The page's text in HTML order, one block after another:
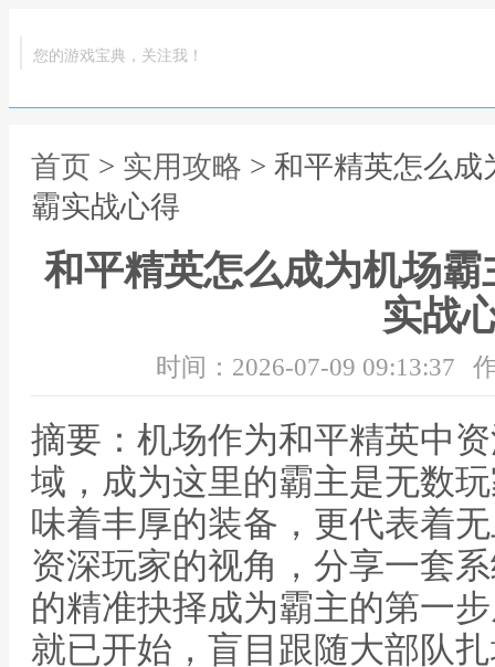
您的游戏宝典，关注我！
首页 > 实用攻略 > 和平精英怎么
霸实战心得
和平精英怎么成为机场
实战
时间：2026-07-09 09:13:37
摘要：机场作为和平精英中
域，成为这里的霸主是无数
味着丰厚的装备，更代表着
资深玩家的视角，分享一套
的精准抉择成为霸主的第一
就已开始，盲目跟随大部队